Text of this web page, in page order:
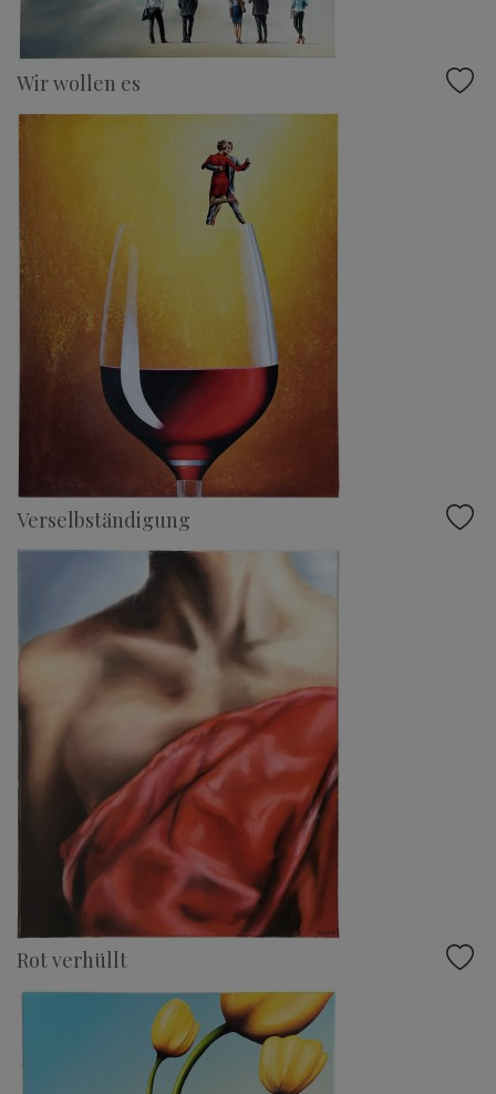
Wir wollen es
Verselbständigung
Rot verhüllt